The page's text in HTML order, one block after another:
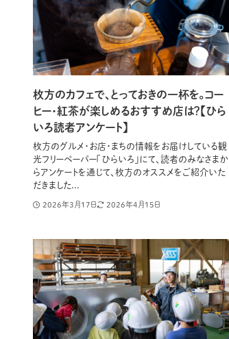
枚方のカフェで、とっておきの一杯を。コー
ヒー・紅茶が楽しめるおすすめ店は？【ひら
いろ読者アンケート】
枚方のグルメ・お店・まちの情報をお届けしている観
光フリーペーパー「ひらいろ」にて、読者のみなさまか
らアンケートを通じて、枚方のオススメをご紹介いた
だきました...
2026年3月17日 2026年4月15日